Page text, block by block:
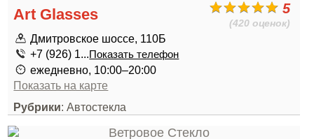
5
(420 оценок)
Art Glasses
Дмитровское шоссе, 110Б
+7 (926) 1...Показать телефон
ежедневно, 10:00–20:00
Показать на карте
Рубрики: Автостекла